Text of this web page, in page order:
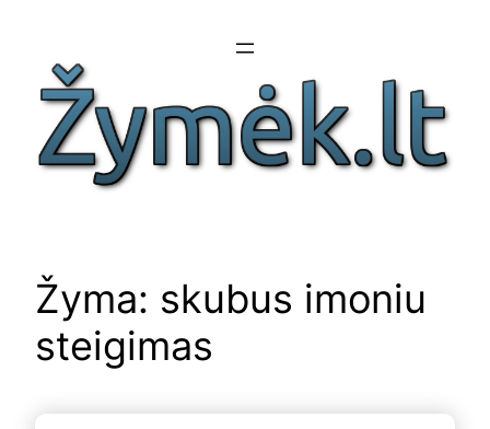
turinio
Žyma: skubus imoniu
steigimas